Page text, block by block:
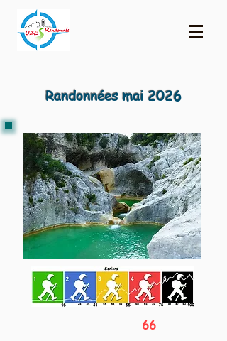
Randonnées mai 2026
66